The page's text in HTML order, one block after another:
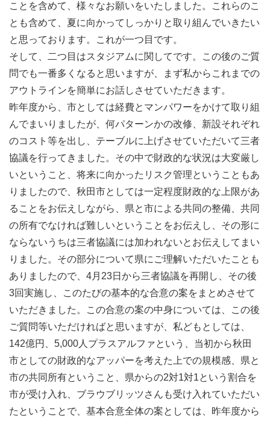
ことを含めて、様々なお願いをいたしました。これらのこ
とも含めて、夏に向かってしっかりと取り組んでいきたい
と思っております。これが一つ目です。
そして、二つ目はスタジアムに関してです。この後のご質
問でも一番多くなると思いますが、まず私からこれまでの
アウトラインを簡単にお話しさせていただきます。
昨年度から、市としては経費とマンパワーをかけて取り組
んでまいりましたが、何パターンかの改修、新設それぞれ
のコスト等を出し、テーブルに上げさせていただいて三者
協議を行ってきました。その中で財政的な状況は大変厳し
いということ、将来に向かったリスク管理ということもあ
りましたので、秋田市としては一定程度財政的な上限があ
ることをお伝えしながら、県と市による共同の整備、共同
の所有でなければ難しいということをお伝えし、その形に
ならないうちは三者協議には加われないとお伝えしてまい
りました。その部分について県にご理解いただいたことも
ありましたので、4月23日から三者協議を再開し、その後
3回実施し、このたびの基本的な合意の案をまとめさせて
いただきました。この合意の案の中身については、この後
ご質問等いただければと思いますが、私どもとしては、
142億円、5,000人プラスアルファという、当初から秋田
市としての財政的なアッパーを考えた上での規模感、県と
市の共同所有ということ、県からの2対1対1という割合を
市が受け入れ、ブラウブリッツさんも受け入れていただい
たということで、基本合意全体の案としては、昨年度から